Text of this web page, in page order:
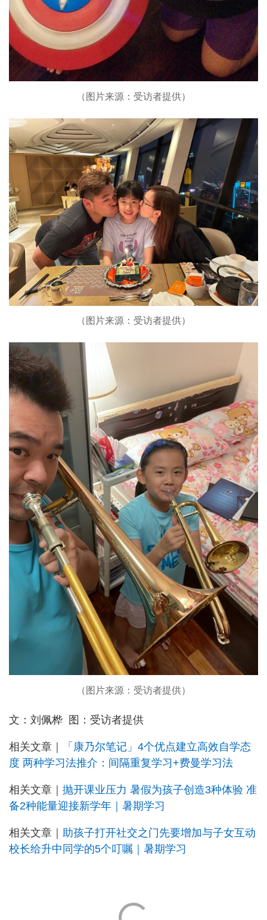
（图片来源：受访者提供）
（图片来源：受访者提供）
（图片来源：受访者提供）
文：刘佩桦 图：受访者提供
相关文章｜
「康乃尔笔记」4个优点建立高效自学态
度 两种学习法推介：间隔重复学习+费曼学习法
相关文章｜ 抛开课业压力 暑假为孩子创造3种体验 准
备2种能量迎接新学年｜暑期学习
相关文章｜ 助孩子打开社交之门先要增加与子女互动
校长给升中同学的5个叮嘱｜暑期学习